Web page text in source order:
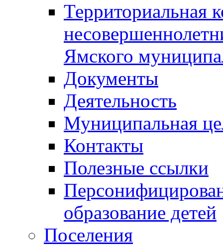
Территориальная
Ямского
Документы
Деятельность
Муниципальная
Контакты
Полезные ссылки
образование детей
Поселения